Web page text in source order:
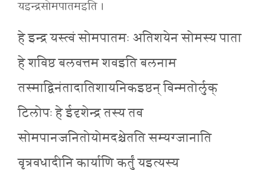
यइन्द्रसोमपातमइति ।
हे इन्द्र यस्त्वं सोमपातमः अतिशयेन सोमस्य पाता
हे शविष्ठ बलवत्तम शवइति बलनाम
तस्माद्विनंतादातिशायनिकइष्ठन् विन्मतोर्लुक्
टिलोपः हे ईदृशेन्द्र तस्य तव
सोमपानजनितोयोमदश्चेतति सम्यग्जानाति
वृत्रवधादीनि कार्याणि कर्तुं यइत्यस्य